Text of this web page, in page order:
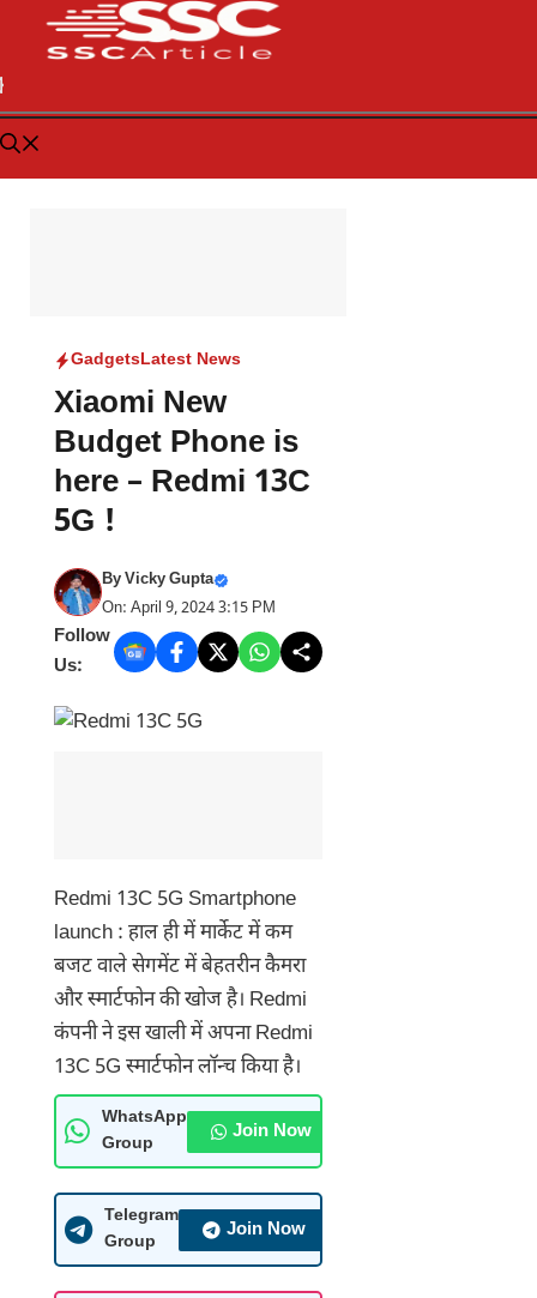
GadgetsLatest News
Xiaomi New
Budget Phone is
here – Redmi 13C
5G !
ByVicky Gupta
On: April 9, 2024 3:15 PM
Follow
Us:
Redmi 13C 5G Smartphone
launch : हाल ही में मार्केट में कम
बजट वाले सेगमेंट में बेहतरीन कैमरा
और स्मार्टफोन की खोज है। Redmi
कंपनी ने इस खाली में अपना Redmi
13C 5G स्मार्टफोन लॉन्च किया है।
WhatsApp
Group
Join Now
Telegram
Group
Join Now